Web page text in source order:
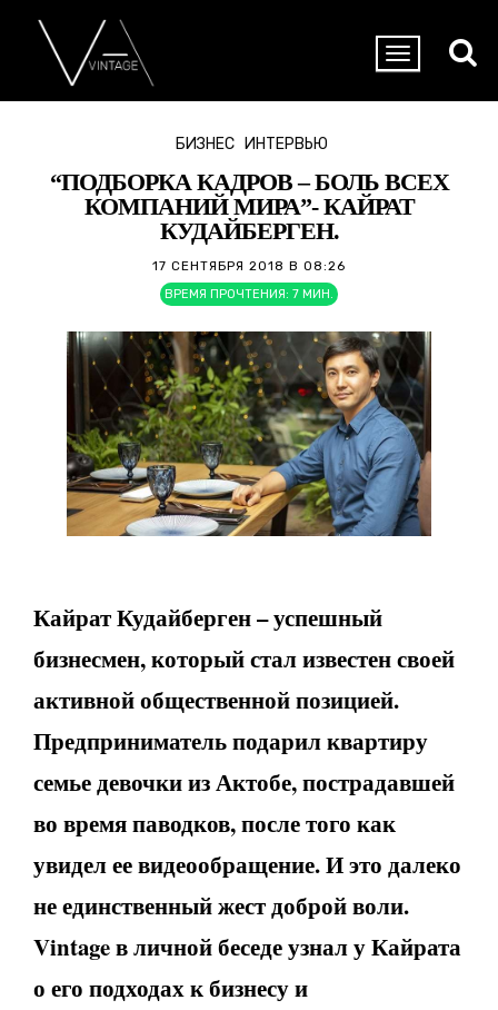
БИЗНЕС ИНТЕРВЬЮ
“ПОДБОРКА КАДРОВ – БОЛЬ ВСЕХ
КОМПАНИЙ МИРА”- КАЙРАТ
КУДАЙБЕРГЕН.
17 СЕНТЯБРЯ 2018 В 08:26
ВРЕМЯ ПРОЧТЕНИЯ: 7 МИН.
Кайрат Кудайберген – успешный
бизнесмен, который стал известен своей
активной общественной позицией.
Предприниматель подарил квартиру
семье девочки из Актобе, пострадавшей
во время паводков, после того как
увидел ее видеообращение. И это далеко
не единственный жест доброй воли.
Vintageв личной беседе узнал у Кайрата
о его подходах к бизнесу и